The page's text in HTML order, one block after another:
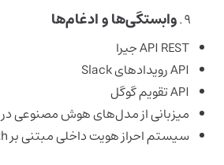
وابستگی‌ها و ادغام‌ها
API REST جیرا
API رویدادهای Slack
API تقویم گوگل
میزبانی از مدل‌های هوش مصنوعی در AWS
سیستم احراز هویت داخلی مبتنی بر OAuth